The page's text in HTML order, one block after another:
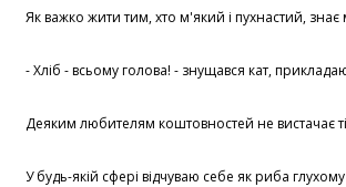
Як важко жити тим, хто м'який і пухнастий,
- Хліб - всьому голова! - знущався кат,
Деяким любителям коштовностей не вистачає
У будь-якій сфері відчуваю себе як риба